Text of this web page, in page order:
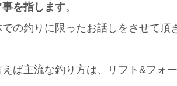
を指します。
の釣りに限ったお話しをさせて頂
ば主流な釣り方は、リフト&フォ